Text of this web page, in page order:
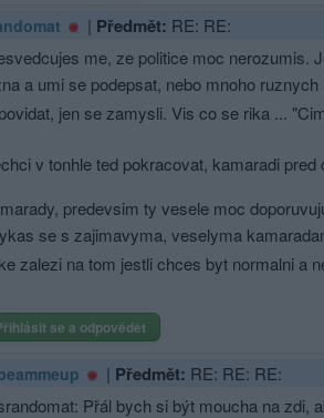
| Předmět: RE: RE:
me, ze politice moc nerozumis.
a umi se podepsat, nebo mnoho
jen se zamysli. Vis co se rika ...
v tonhle ted pokracovat, kamaradi
predevsim ty vesele moc
se s zajimavyma, veselyma
zalezi na tom jestli chces byt normalni a
se a odpovědět
| Předmět: RE: RE: RE:
Přál bych si být moucha na zdi,